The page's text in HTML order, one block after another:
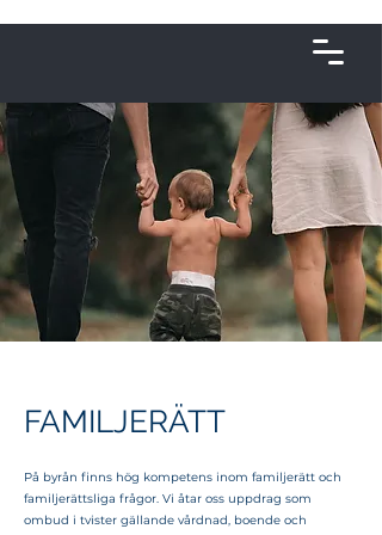
FAMILJERÄTT
På byrån finns hög kompetens inom familjerätt och
familjerättsliga frågor. Vi åtar oss uppdrag som
ombud i tvister gällande vårdnad, boende och